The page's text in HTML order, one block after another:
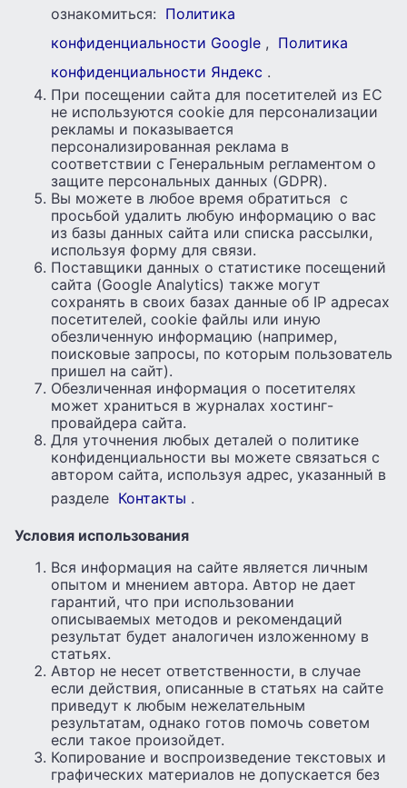
ознакомиться: Политика
конфиденциальности Google , Политика
конфиденциальности Яндекс .
При посещении сайта для посетителей из ЕС
не используются cookie для персонализации
рекламы и показывается
персонализированная реклама в
соответствии с Генеральным регламентом о
защите персональных данных (GDPR).
Вы можете в любое время обратиться с
просьбой удалить любую информацию о вас
из базы данных сайта или списка рассылки,
используя форму для связи.
Поставщики данных о статистике посещений
сайта (Google Analytics) также могут
сохранять в своих базах данные об IP адресах
посетителей, cookie файлы или иную
обезличенную информацию (например,
поисковые запросы, по которым пользователь
пришел на сайт).
Обезличенная информация о посетителях
может храниться в журналах хостинг-
провайдера сайта.
Для уточнения любых деталей о политике
конфиденциальности вы можете связаться с
автором сайта, используя адрес, указанный в
разделе Контакты .
Условия использования
Вся информация на сайте является личным
опытом и мнением автора. Автор не дает
гарантий, что при использовании
описываемых методов и рекомендаций
результат будет аналогичен изложенному в
статьях.
Автор не несет ответственности, в случае
если действия, описанные в статьях на сайте
приведут к любым нежелательным
результатам, однако готов помочь советом
если такое произойдет.
Копирование и воспроизведение текстовых и
графических материалов не допускается без